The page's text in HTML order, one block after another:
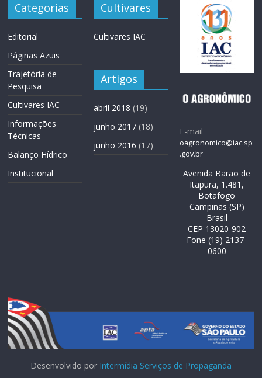
Categorias
Editorial
Páginas Azuis
Trajetória de
Pesquisa
Cultivares IAC
Informações
Técnicas
Balanço Hídrico
Institucional
Cultivares
Cultivares IAC
Artigos
abril 2018 (19)
junho 2017 (18)
junho 2016 (17)
E-mail
oagronomico@iac.sp
.gov.br
Avenida Barão de
Itapura, 1.481,
Botafogo
Campinas (SP)
Brasil
CEP 13020-902
Fone (19) 2137-
0600
Desenvolvido por Intermídia Serviços de Propaganda